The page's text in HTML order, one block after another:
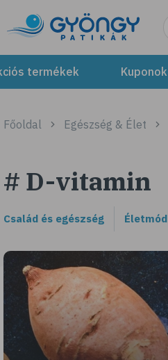
termékek Kuponok
Főoldal Egészség & Élet
# D-vitamin
Család és egészség Életmód